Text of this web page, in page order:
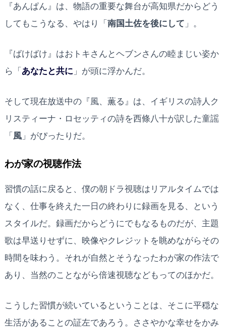
『あんぱん』は、物語の重要な舞台が高知県だからどう
してもこうなる、やはり「南国土佐を後にして 」。
『ばけばけ』はおトキさんとヘブンさんの睦まじい姿か
ら「あなたと共に 」が頭に浮かんだ。
そして現在放送中の『風、薫る』は、イギリスの詩人ク
リスティーナ・ロセッティの詩を西條八十が訳した童謡
「風」がぴったりだ。
わが家の視聴作法
習慣の話に戻ると、僕の朝ドラ視聴はリアルタイムでは
なく、仕事を終えた一日の終わりに録画を見る、という
スタイルだ。録画だからどうにでもなるものだが、主題
歌は早送りせずに、映像やクレジットを眺めながらその
時間を味わう。それが自然とそうなったわが家の作法で
あり、当然のことながら倍速視聴などもってのほかだ。
こうした習慣が続いているということは、そこに平穏な
生活があることの証左であろう。ささやかな幸せをかみ